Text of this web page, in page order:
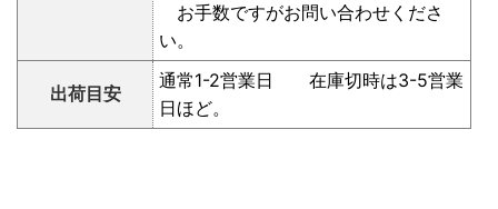
お手数ですがお問い合わせくださ
い。
出荷目安
通常1-2営業日 在庫切時は3-5営業
日ほど。